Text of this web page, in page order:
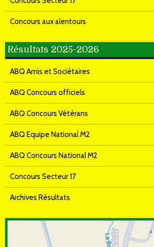
Concours aux alentours
Résultats 2025-2026
ABQ Amis et Sociétaires
ABQ Concours officiels
ABQ Concours Vétérans
ABQ Equipe National M2
ABQ Concours National M2
Concours Secteur 17
Archives Résultats